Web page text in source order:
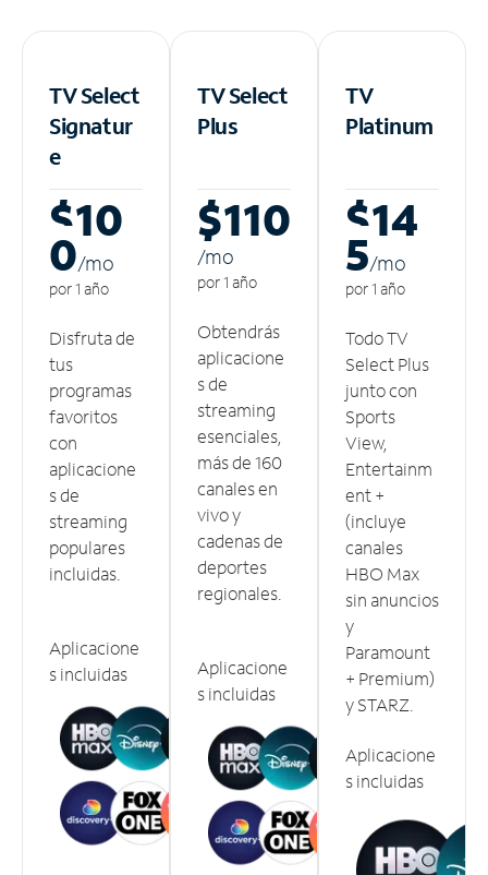
TV Select
Signatur
e
$10
0/mo
por 1 año
Disfruta de
tus
programas
favoritos
con
aplicacione
s de
streaming
populares
incluidas.
Aplicacione
s incluidas
TV Select
Plus
$110
/mo
por 1 año
Obtendrás
aplicacione
s de
streaming
esenciales,
más de 160
canales en
vivo y
cadenas de
deportes
regionales.
Aplicacione
s incluidas
TV
Platinum
$14
5/mo
por 1 año
Todo TV
Select Plus
junto con
Sports
View,
Entertainm
ent +
(incluye
canales
HBO Max
sin anuncios
y
Paramount
+ Premium)
y STARZ.
Aplicacione
s incluidas